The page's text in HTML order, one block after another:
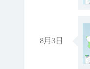
8月3日